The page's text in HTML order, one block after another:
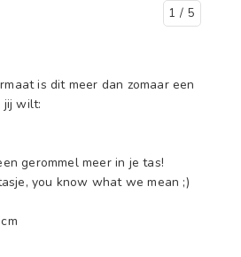
1 / 5
is dit meer dan zomaar een
jij wilt:
gerommel meer in je tas!
you know what we mean ;)